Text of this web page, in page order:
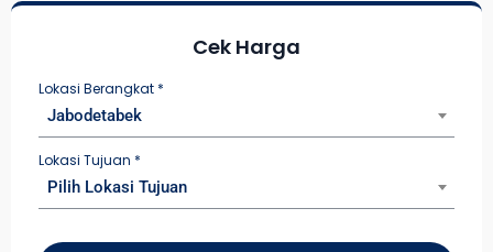
Cek Harga
Lokasi Berangkat *
Jabodetabek
Lokasi Tujuan *
Pilih Lokasi Tujuan